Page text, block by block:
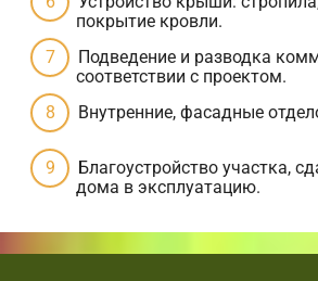
покрытие кровли.
Подведение и разводка
соответствии с проектом.
Внутренние, фасадные
Благоустройство участка,
дома в эксплуатацию.